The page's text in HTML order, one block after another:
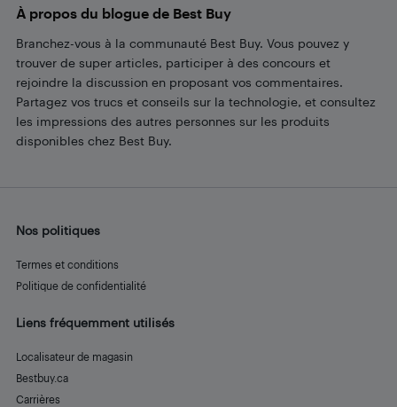
À propos du blogue de Best Buy
Branchez-vous à la communauté Best Buy. Vous pouvez y
trouver de super articles, participer à des concours et
rejoindre la discussion en proposant vos commentaires.
Partagez vos trucs et conseils sur la technologie, et consultez
les impressions des autres personnes sur les produits
disponibles chez Best Buy.
Nos politiques
Termes et conditions
Politique de confidentialité
Liens fréquemment utilisés
Localisateur de magasin
Bestbuy.ca
Carrières